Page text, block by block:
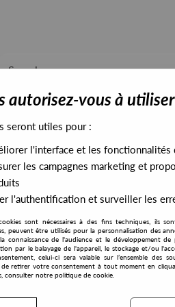
STOCK EXCLUSIVES
2
15
autorisez-vous à
seront utiles pour :
l'interface et les fonctionnalités
les campagnes marketing et
l'authentification et surveiller les
sont nécessaires à des fins techniques, ils
peuvent être utilisés pour la personnalisation des
connaissance de l'audience et le développement
par le balayage de l'appareil, le stockage et/ou
celui-ci sera valable sur l’ensemble des
de retirer votre consentement à tout moment en
consulter notre politique de cookie.